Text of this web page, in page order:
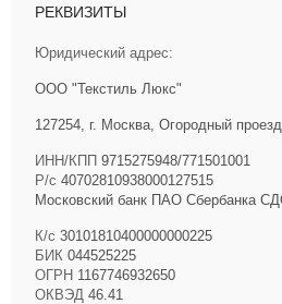
РЕКВИЗИТЫ
Юридический адрес:
ООО "Текстиль Люкс"
127254, г. Москва, Огородный
ИНН/КПП 9715275948/771501001
Р/с 40702810938000127515
Московский банк ПАО Сбербанка
К/с 30101810400000000225
БИК 044525225
ОГРН 1167746932650
ОКВЭД 46.41